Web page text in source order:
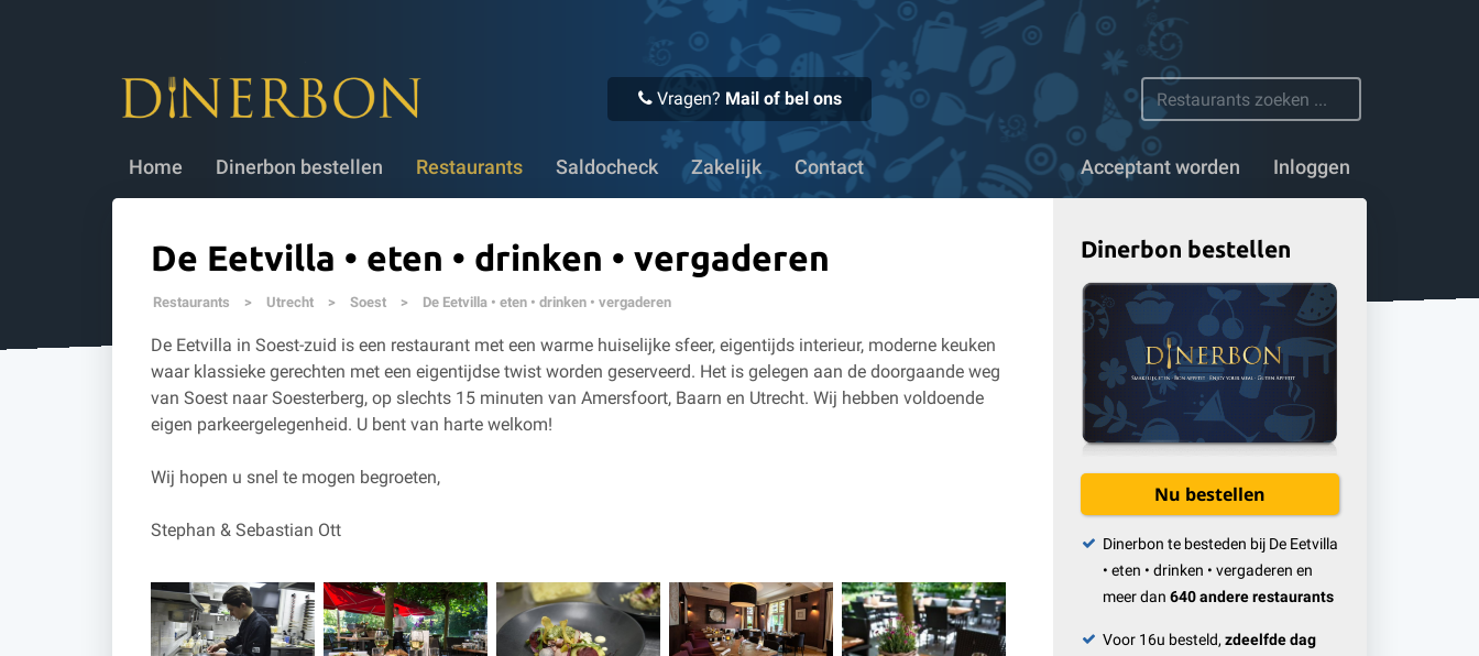
Vragen? Mail of bel ons
Home Dinerbon bestellen Restaurants Saldocheck Zakelijk Contact Acceptant worden Inloggen
✔ Voor 16:00 uur besteld, vandaag verstuurd ✔ Meer dan 1100 restaurants
De Eetvilla • eten • drinken • vergaderen
Restaurants > Utrecht > Soest > De Eetvilla • eten • drinken • vergaderen
De Eetvilla in Soest-zuid is een restaurant met een warme huiselijke sfeer, eigentijds interieur, moderne keuken
waar klassieke gerechten met een eigentijdse twist worden geserveerd. Het is gelegen aan de doorgaande weg
van Soest naar Soesterberg, op slechts 15 minuten van Amersfoort, Baarn en Utrecht. Wij hebben voldoende
eigen parkeergelegenheid. U bent van harte welkom!
Wij hopen u snel te mogen begroeten,
Stephan & Sebastian Ott
Dinerbon bestellen
Nu bestellen
Dinerbon te besteden bij De Eetvilla
• eten • drinken • vergaderen en
meer dan 640 andere restaurants
Voor 16u besteld, zdeelfde dag